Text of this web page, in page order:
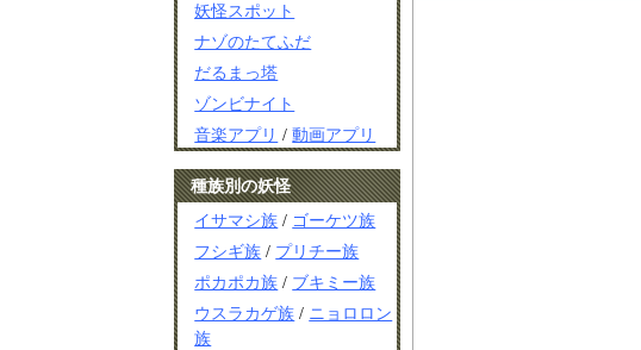
妖怪スポット
ナゾのたてふだ
だるまっ塔
ゾンビナイト
音楽アプリ /動画アプリ
種族別の妖怪
イサマシ族 / ゴーケツ族
フシギ族 / プリチー族
ポカポカ族 / ブキミー族
ウスラカゲ族 / ニョロロン
族